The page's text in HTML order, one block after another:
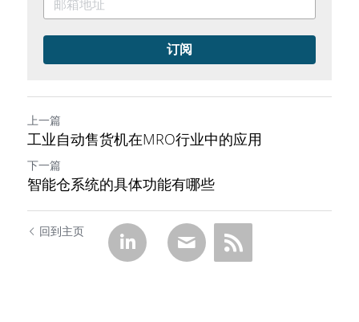
订阅
上一篇
工业自动售货机在MRO行业中的应用
下一篇
智能仓系统的具体功能有哪些
回到主页